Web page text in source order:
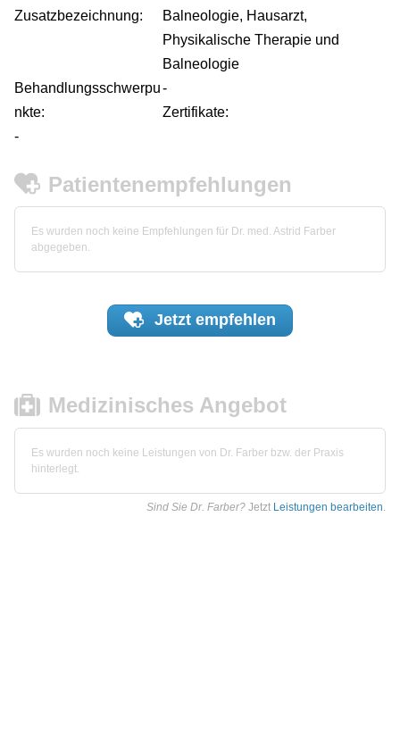
Zusatzbezeichnung:
Balneologie, Hausarzt,
Physikalische Therapie und
Balneologie
Behandlungsschwerpu
nkte:
-
Zertifikate:
-
Patientenempfehlungen
Es wurden noch keine Empfehlungen für Dr. med. Astrid Farber
abgegeben.
Jetzt empfehlen
Medizinisches Angebot
Es wurden noch keine Leistungen von Dr. Farber bzw. der Praxis
hinterlegt.
Sind Sie Dr. Farber? Jetzt Leistungen bearbeiten.